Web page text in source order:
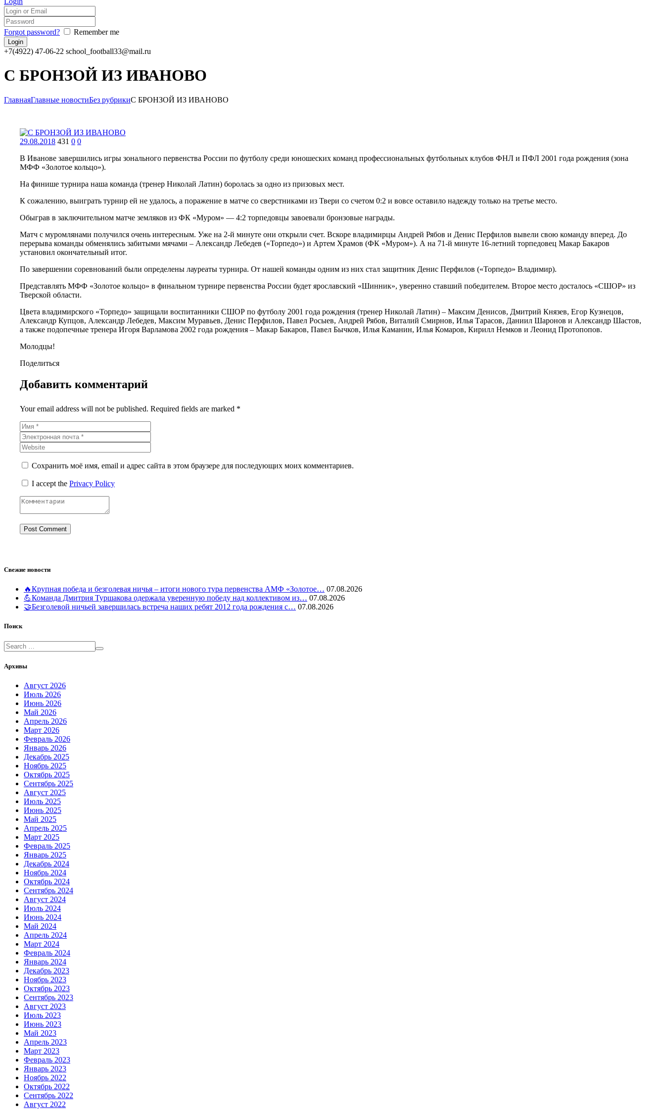
Forgot password? Remember me
+7(4922) 47-06-22 school_football33@mail.ru
С БРОНЗОЙ ИЗ ИВАНОВО
ГлавнаяГлавные новостиБез рубрикиС БРОНЗОЙ ИЗ ИВАНОВО
29.08.2018 431 0 0
В Иванове завершились игры зонального первенства России по футболу среди юношеских команд профессиональных футбольных клубов ФНЛ и ПФЛ 2001 года рождения (зона
МФФ «Золотое кольцо»).
На финише турнира наша команда (тренер Николай Латин) боролась за одно из призовых мест.
К сожалению, выиграть турнир ей не удалось, а поражение в матче со сверстниками из Твери со счетом 0:2 и вовсе оставило надежду только на третье место.
Обыграв в заключительном матче земляков из ФК «Муром» — 4:2 торпедовцы завоевали бронзовые награды.
Матч с муромлянами получился очень интересным. Уже на 2-й минуте они открыли счет. Вскоре владимирцы Андрей Рябов и Денис Перфилов вывели свою команду вперед. До
перерыва команды обменялись забитыми мячами – Александр Лебедев («Торпедо») и Артем Храмов (ФК «Муром»). А на 71-й минуте 16-летний торпедовец Макар Бакаров
установил окончательный итог.
По завершении соревнований были определены лауреаты турнира. От нашей команды одним из них стал защитник Денис Перфилов («Торпедо» Владимир).
Представлять МФФ «Золотое кольцо» в финальном турнире первенства России будет ярославский «Шинник», уверенно ставший победителем. Второе место досталось «СШОР» из
Тверской области.
Цвета владимирского «Торпедо» защищали воспитанники СШОР по футболу 2001 года рождения (тренер Николай Латин) – Максим Денисов, Дмитрий Князев, Егор Кузнецов,
Александр Купцов, Александр Лебедев, Максим Муравьев, Денис Перфилов, Павел Росыев, Андрей Рябов, Виталий Смирнов, Илья Тарасов, Даниил Шаронов и Александр Шастов,
а также подопечные тренера Игоря Варламова 2002 года рождения – Макар Бакаров, Павел Бычков, Илья Каманин, Илья Комаров, Кирилл Немков и Леонид Протопопов.
Молодцы!
Поделиться
Добавить комментарий
Your email address will not be published. Required fields are marked *
Сохранить моё имя, email и адрес сайта в этом браузере для последующих моих комментариев.
I accept the Privacy Policy
Свежие новости
🔥Крупная победа и безголевая ничья – итоги нового тура первенства АМФ «Золотое… 07.08.2026
💪Команда Дмитрия Туршакова одержала уверенную победу над коллективом из… 07.08.2026
🤝Безголевой ничьей завершилась встреча наших ребят 2012 года рождения с… 07.08.2026
Поиск
Архивы
Август 2026
Июль 2026
Июнь 2026
Май 2026
Апрель 2026
Март 2026
Февраль 2026
Январь 2026
Декабрь 2025
Ноябрь 2025
Октябрь 2025
Сентябрь 2025
Август 2025
Июль 2025
Июнь 2025
Май 2025
Апрель 2025
Март 2025
Февраль 2025
Январь 2025
Декабрь 2024
Ноябрь 2024
Октябрь 2024
Сентябрь 2024
Август 2024
Июль 2024
Июнь 2024
Май 2024
Апрель 2024
Март 2024
Февраль 2024
Январь 2024
Декабрь 2023
Ноябрь 2023
Октябрь 2023
Сентябрь 2023
Август 2023
Июль 2023
Июнь 2023
Май 2023
Апрель 2023
Март 2023
Февраль 2023
Январь 2023
Ноябрь 2022
Октябрь 2022
Сентябрь 2022
Август 2022